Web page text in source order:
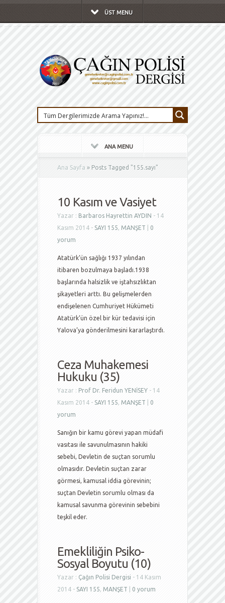
ÜST MENU
ANA MENU
Ana Sayfa » Posts Tagged "155.sayı"
10 Kasım ve Vasiyet
Yazar : Barbaros Hayrettin AYDIN - 14
Kasım 2014 - SAYI 155, MANŞET
0
yorum
Atatürk’ün sağlığı 1937 yılından
itibaren bozulmaya başladı.1938
başlarında halsizlik ve iştahsızlıktan
şikayetleri arttı. Bu gelişmelerden
endişelenen Cumhuriyet Hükümeti
Atatürk’ün özel bir kür tedavisi için
Yalova’ya gönderilmesini kararlaştırdı.
Ceza Muhakemesi
Hukuku (35)
Yazar : Prof Dr. Feridun YENİSEY - 14
Kasım 2014 - SAYI 155, MANŞET
0
yorum
Sanığın bir kamu görevi yapan müdafi
vasıtası ile savunulmasının hakiki
sebebi, Devletin de suçtan sorumlu
olmasıdır. Devletin suçtan zarar
görmesi, kamusal iddia görevinin;
suçtan Devletin sorumlu olması da
kamusal savunma görevinin sebebini
teşkil eder.
Emekliliğin Psiko-
Sosyal Boyutu (10)
Yazar : Çağın Polisi Dergisi - 14 Kasım
2014 - SAYI 155, MANŞET 0 yorum